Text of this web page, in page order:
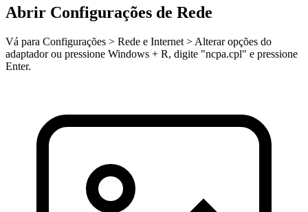
Abrir Configurações de Rede
Vá para Configurações > Rede e Internet > Alterar opções do
adaptador ou pressione Windows + R, digite "ncpa.cpl" e pressione
Enter.